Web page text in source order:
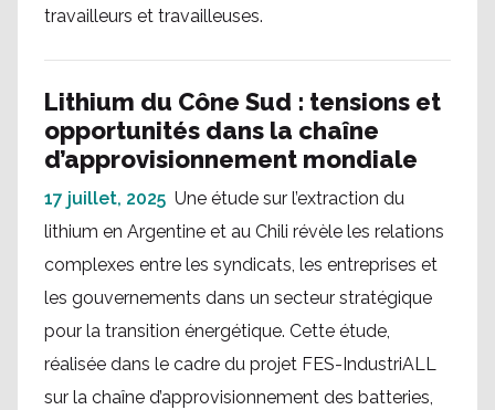
travailleurs et travailleuses.
Lithium du Cône Sud : tensions et
opportunités dans la chaîne
d’approvisionnement mondiale
17 juillet, 2025 Une étude sur l’extraction du
lithium en Argentine et au Chili révèle les relations
complexes entre les syndicats, les entreprises et
les gouvernements dans un secteur stratégique
pour la transition énergétique. Cette étude,
réalisée dans le cadre du projet FES-IndustriALL
sur la chaîne d’approvisionnement des batteries,